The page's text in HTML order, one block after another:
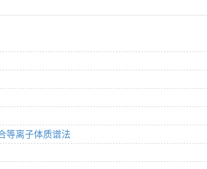
等离子体质谱法